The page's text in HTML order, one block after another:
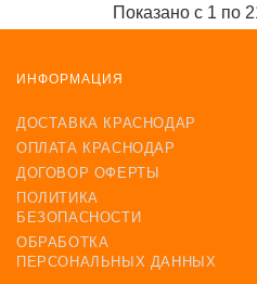
Показано с 1 по
ИНФОРМАЦИЯ
ДОСТАВКА КРАСНОДАР
ОПЛАТА КРАСНОДАР
ДОГОВОР ОФЕРТЫ
ПОЛИТИКА
БЕЗОПАСНОСТИ
ОБРАБОТКА
ПЕРСОНАЛЬНЫХ ДАННЫХ